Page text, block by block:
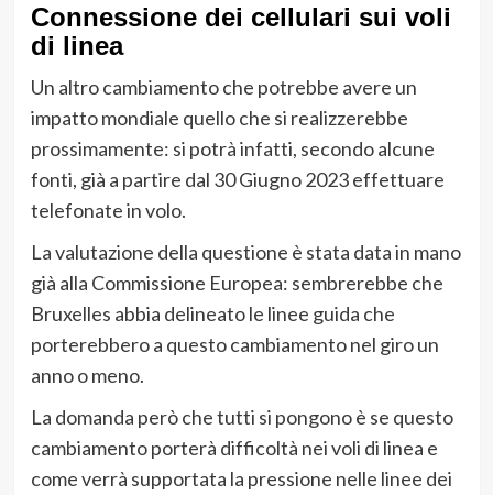
Connessione dei cellulari sui voli
di linea
Un altro cambiamento che potrebbe avere un
impatto mondiale quello che si realizzerebbe
prossimamente: si potrà infatti, secondo alcune
fonti, già a partire dal 30 Giugno 2023 effettuare
telefonate in volo.
La valutazione della questione è stata data in mano
già alla Commissione Europea: sembrerebbe che
Bruxelles abbia delineato le linee guida che
porterebbero a questo cambiamento nel giro un
anno o meno.
La domanda però che tutti si pongono è se questo
cambiamento porterà difficoltà nei voli di linea e
come verrà supportata la pressione nelle linee dei